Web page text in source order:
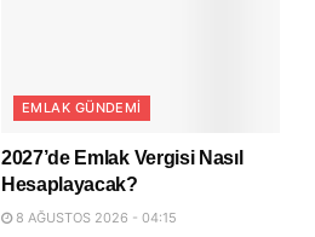
EMLAK GÜNDEMI
2027’de Emlak Vergisi Nasıl
Hesaplayacak?
8 AĞUSTOS 2026 - 04:15